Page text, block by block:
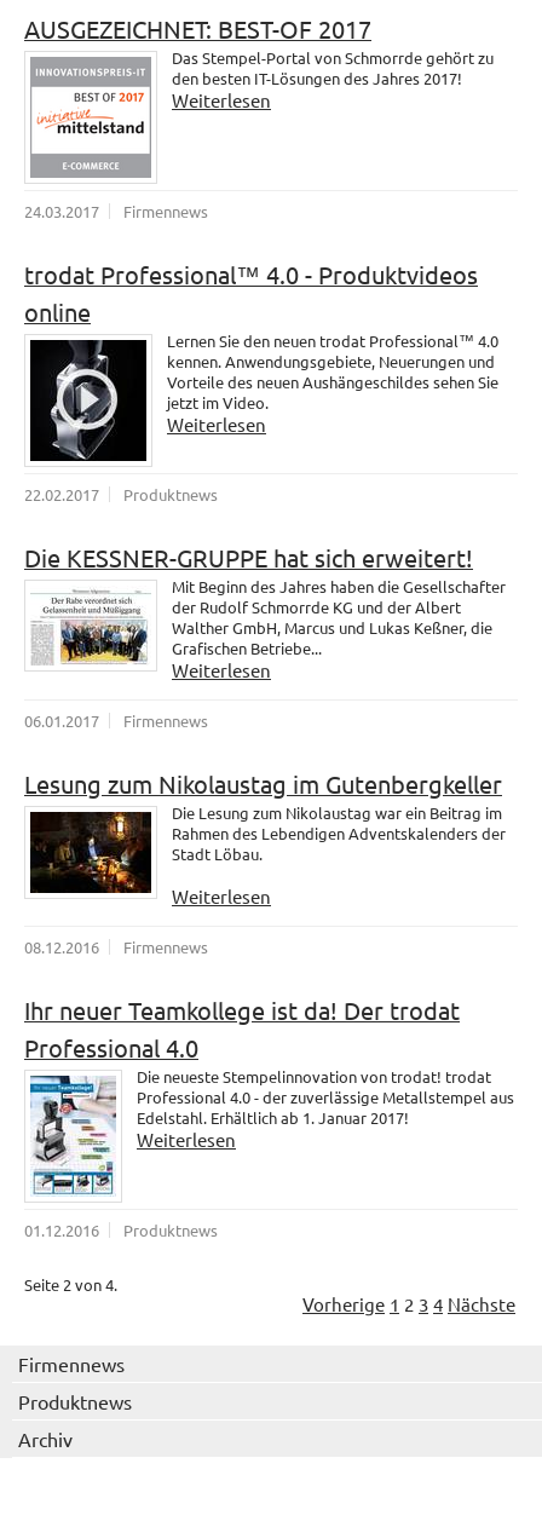
AUSGEZEICHNET: BEST-OF 2017
Das Stempel-Portal von Schmorrde gehört zu
den besten IT-Lösungen des Jahres 2017!
Weiterlesen
24.03.2017 Firmennews
trodat Professional™ 4.0 - Produktvideos
online
Lernen Sie den neuen trodat Professional™ 4.0
kennen. Anwendungsgebiete, Neuerungen und
Vorteile des neuen Aushängeschildes sehen Sie
jetzt im Video.
Weiterlesen
22.02.2017 Produktnews
Die KESSNER-GRUPPE hat sich erweitert!
Mit Beginn des Jahres haben die Gesellschafter
der Rudolf Schmorrde KG und der Albert
Walther GmbH, Marcus und Lukas Keßner, die
Grafischen Betriebe...
Weiterlesen
06.01.2017 Firmennews
Lesung zum Nikolaustag im Gutenbergkeller
Die Lesung zum Nikolaustag war ein Beitrag im
Rahmen des Lebendigen Adventskalenders der
Stadt Löbau.
Weiterlesen
08.12.2016 Firmennews
Ihr neuer Teamkollege ist da! Der trodat
Professional 4.0
Die neueste Stempelinnovation von trodat! trodat
Professional 4.0 - der zuverlässige Metallstempel aus
Edelstahl. Erhältlich ab 1. Januar 2017!
Weiterlesen
01.12.2016 Produktnews
Seite 2 von 4.
Vorherige 1 2 3 4 Nächste
Firmennews
Produktnews
Archiv